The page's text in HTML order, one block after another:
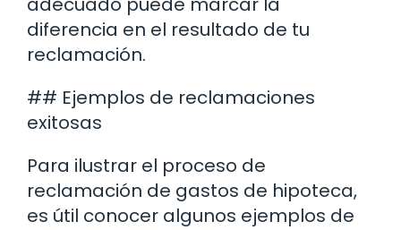
diferencia en el resultado de tu
reclamación.
## Ejemplos de reclamaciones
exitosas
Para ilustrar el proceso de
reclamación de gastos de hipoteca,
es útil conocer algunos ejemplos de